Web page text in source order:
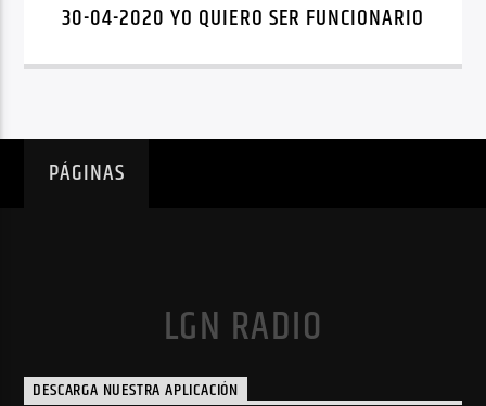
30-04-2020 YO QUIERO SER FUNCIONARIO
PÁGINAS
LGN RADIO
DESCARGA NUESTRA APLICACIÓN